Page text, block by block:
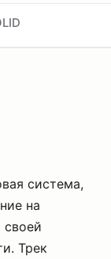
система,
на
своей
Трек